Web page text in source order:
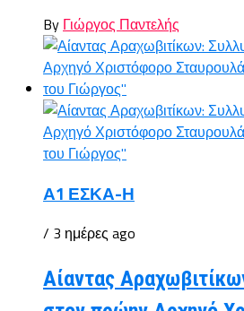
By Γιώργος Παντελής
Α1 ΕΣΚΑ-Η
/ 3 ημέρες ago
Αίαντας